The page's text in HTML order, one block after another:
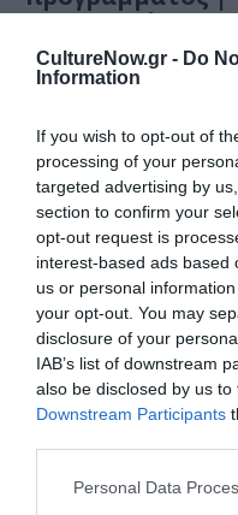
CultureNow.gr - Do
Information
If you wish to opt-out of
processing of your
targeted advertising by
section to confirm your
opt-out request is
interest-based ads based
us or personal
your opt-out. You may
disclosure of your
IAB’s list of downstream
also be disclosed by us
Downstream Participants
Personal Data
20-26 Ιουλίου
ΘΕΜΑΤΑ / ΝΕΑ
Όλη η Ελλάδα
ένας πολιτισμός
2026: 12
πρωτότυπες
παραγωγές
φέρνει η τρίτη
εβδομάδα του
προγράμματος |